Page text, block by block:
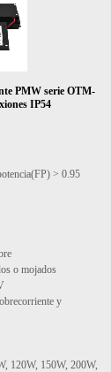
PMW serie OTM-
IP54
> 0.95
o mojados
y
120W, 150W, 200W,